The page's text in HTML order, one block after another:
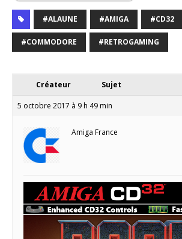
#ALAUNE #AMIGA #CD32
#COMMODORE #RETROGAMING
Créateur Sujet
5 octobre 2017 à 9 h 49 min
Amiga France